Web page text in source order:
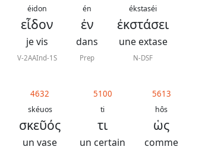
éidon
εἶδον
je vis
V-2AAInd-1S
én
ἐν
dans
Prep
ékstaséi
ἐκστάσει
une extase
N-DSF
4632
skéuos
σκεῦός
un vase
5100
ti
τι
un certain
5613
hôs
ὡς
comme